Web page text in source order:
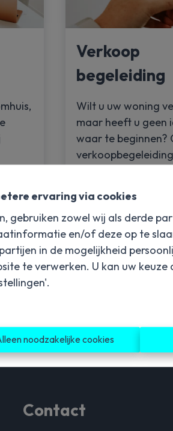
ervaring via cookies
gebruiken zowel wij als derde
en/of deze op te
in de mogelijkheid
te verwerken. U kan uw
noodzakelijke cookies
Verkoop
begeleiding
Wilt u uw woning
maar heeft u geen
waar te beginnen?
verkoopt. Onze
makelaars
tijdens het hele
verkoopproces en
garant voor een
Contact